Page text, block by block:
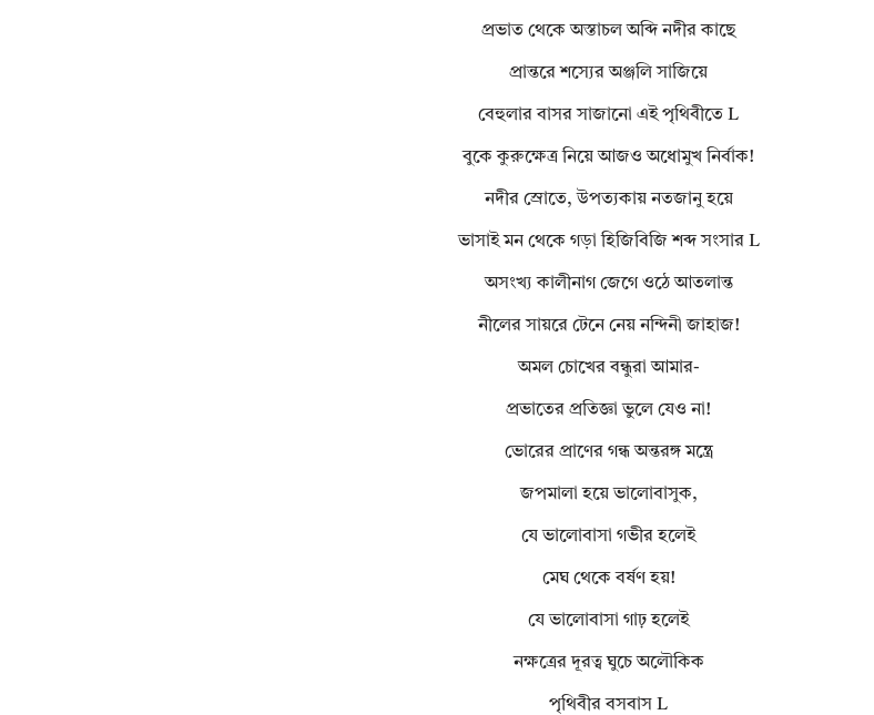
প্রভাত থেকে অস্তাচল অব্দি নদীর কাছে
প্রান্তরে শস্যের অঞ্জলি সাজিয়ে
বেহুলার বাসর সাজানো এই পৃথিবীতে L
বুকে কুরুক্ষেত্র নিয়ে আজও অধোমুখ নির্বাক!
নদীর স্রোতে, উপত্যকায় নতজানু হয়ে
ভাসাই মন থেকে গড়া হিজিবিজি শব্দ সংসার L
অসংখ্য কালীনাগ জেগে ওঠে আতলান্ত
নীলের সায়রে টেনে নেয় নন্দিনী জাহাজ!
অমল চোখের বন্ধুরা আমার-
প্রভাতের প্রতিজ্ঞা ভুলে যেও না!
ভোরের প্রাণের গন্ধ অন্তরঙ্গ মন্ত্রে
জপমালা হয়ে ভালোবাসুক,
যে ভালোবাসা গভীর হলেই
মেঘ থেকে বর্ষণ হয়!
যে ভালোবাসা গাঢ় হলেই
নক্ষত্রের দূরত্ব ঘুচে অলৌকিক
পৃথিবীর বসবাস L